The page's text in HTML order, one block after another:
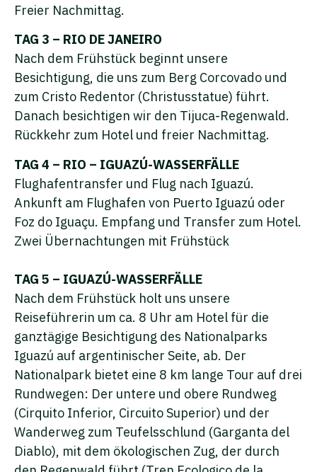
Freier Nachmittag.
TAG 3 – RIO DE JANEIRO
Nach dem Frühstück beginnt unsere
Besichtigung, die uns zum Berg Corcovado und
zum Cristo Redentor (Christusstatue) führt.
Danach besichtigen wir den Tijuca-Regenwald.
Rückkehr zum Hotel und freier Nachmittag.
TAG 4 – RIO – IGUAZÚ-WASSERFÄLLE
Flughafentransfer und Flug nach Iguazú.
Ankunft am Flughafen von Puerto Iguazú oder
Foz do Iguaçu. Empfang und Transfer zum Hotel.
Zwei Übernachtungen mit Frühstück
TAG 5 – IGUAZÚ-WASSERFÄLLE
Nach dem Frühstück holt uns unsere
Reiseführerin um ca. 8 Uhr am Hotel für die
ganztägige Besichtigung des Nationalparks
Iguazú auf argentinischer Seite, ab. Der
Nationalpark bietet eine 8 km lange Tour auf drei
Rundwegen: Der untere und obere Rundweg
(Cirquito Inferior, Circuito Superior) und der
Wanderweg zum Teufelsschlund (Garganta del
Diablo), mit dem ökologischen Zug, der durch